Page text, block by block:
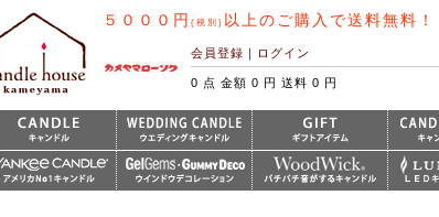
５０００円 (税別) 以上のご購入で送料無料！
会員登録 ｜ ログイン
0 点 金額 0 円 送料 0 円